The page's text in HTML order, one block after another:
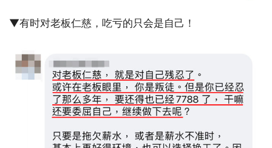
▼有时对老板仁慈，吃亏的只会是自己！